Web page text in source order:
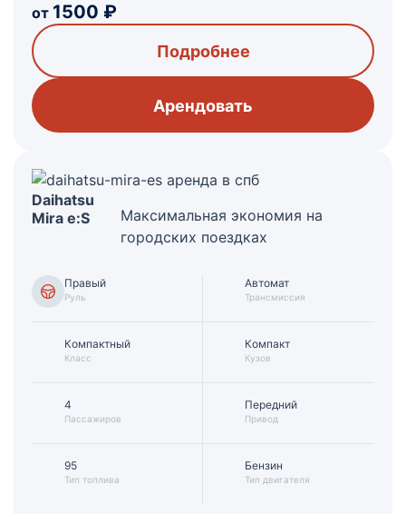
от 1500 ₽
Подробнее
Арендовать
Daihatsu
Mira e:S
Максимальная экономия на
городских поездках
Правый
Руль
Компактный
Класс
Автомат
Трансмиссия
Компакт
Кузов
4
Пассажиров
95
Тип топлива
Передний
Привод
Бензин
Тип двигателя